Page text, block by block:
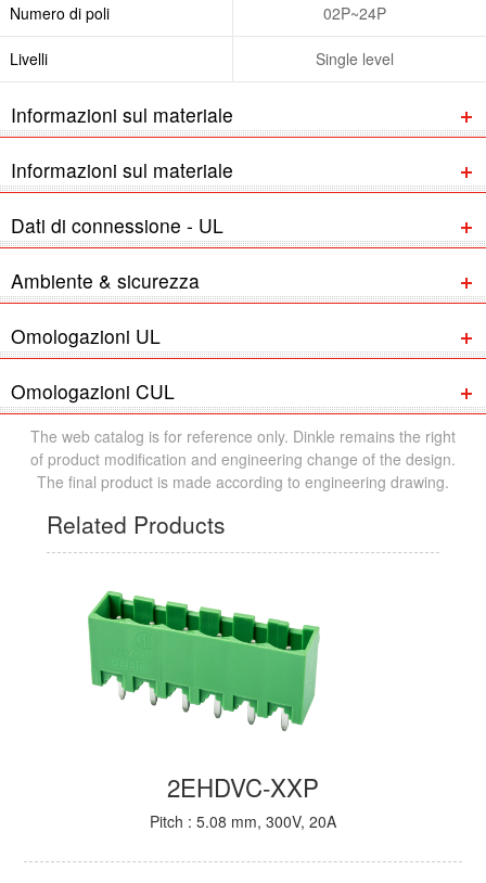
Numero di poli 02P~24P
Livelli Single level
Informazioni sul materiale
Informazioni sul materiale
Dati di connessione - UL
Ambiente & sicurezza
Omologazioni UL
Omologazioni CUL
The web catalog is for reference only. Dinkle remains the right
of product modification and engineering change of the design.
The final product is made according to engineering drawing.
Related Products
2EHDVC-XXP
Pitch : 5.08 mm, 300V, 20A